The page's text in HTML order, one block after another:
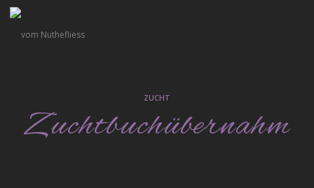
ZUCHT
Zuchtbuchübernahme